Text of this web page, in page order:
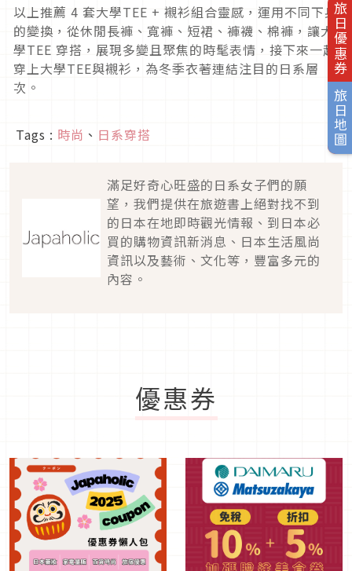
旅日優惠券
旅日地圖
以上推薦 4 套大學TEE + 襯衫組合靈感，運用不同下身
的變換，從休閒長褲、寬褲、短裙、褲襪、棉褲，讓大
學TEE 穿搭，展現多變且聚焦的時髦表情，接下來一起
穿上大學TEE與襯衫，為冬季衣著連結注目的日系層
次。
Tags : 時尚 、 日系穿搭
滿足好奇心旺盛的日系女子們的願
望，我們提供在旅遊書上絕對找不到
的日本在地即時觀光情報、到日本必
買的購物資訊新消息、日本生活風尚
資訊以及藝術、文化等，豐富多元的
內容。
優惠券